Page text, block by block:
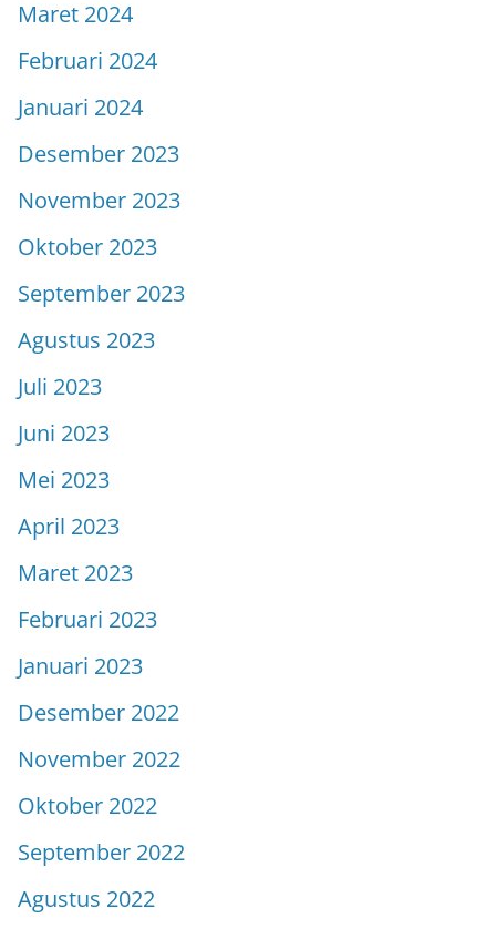
Maret 2024
Februari 2024
Januari 2024
Desember 2023
November 2023
Oktober 2023
September 2023
Agustus 2023
Juli 2023
Juni 2023
Mei 2023
April 2023
Maret 2023
Februari 2023
Januari 2023
Desember 2022
November 2022
Oktober 2022
September 2022
Agustus 2022